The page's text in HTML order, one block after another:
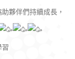
夥伴們持續成長，